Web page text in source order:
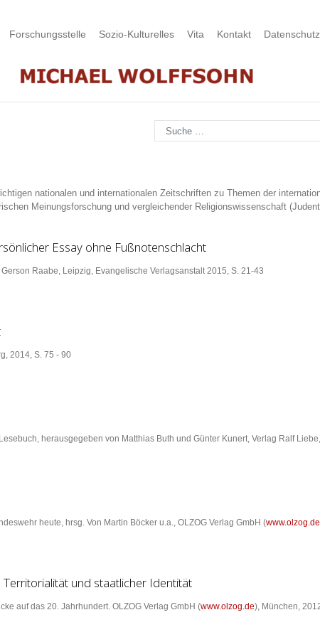
Forschungsstelle Sozio-Kulturelles Vita Kontakt Datenschutz
Suchen
nationalen und internationalen Zeitschriften zu Themen der
Meinungsforschung und vergleichender Religionswissenschaft
Essay ohne Fußnotenschlacht
Raabe, Leipzig, Evangelische Verlagsanstalt 2015, S. 21-43
2014, S. 75 - 90
herausgegeben von Matthias Buth und Günter Kunert, Verlag Ralf
heute, hrsg. Von Martin Böcker u.a., OLZOG Verlag GmbH (www.olzog.de
und staatlicher Identität
auf das 20. Jahrhundert. OLZOG Verlag GmbH (www.olzog.de), München,